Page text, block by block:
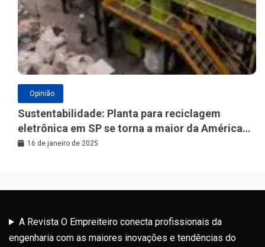
Opinião
Sustentabilidade: Planta para reciclagem
eletrônica em SP se torna a maior da América
Latina
16 de janeiro de 2025
A Revista O Empreiteiro conecta profissionais da
engenharia com as maiores inovações e tendências do